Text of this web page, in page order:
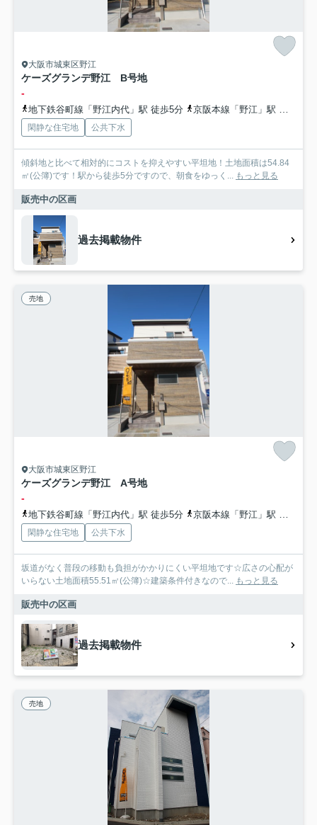
大阪市城東区野江
ケーズグランデ野江 B号地
-
地下鉄谷町線「野江内代」駅 徒歩5分 京阪本線「野江」駅 徒歩8分
閑静な住宅地 公共下水
傾斜地と比べて相対的にコストを抑えやすい平坦地！土地面積は54.84
㎡(公簿)です！駅から徒歩5分ですので、朝食をゆっく... もっと見る
販売中の区画
過去掲載物件
売地
大阪市城東区野江
ケーズグランデ野江 A号地
-
地下鉄谷町線「野江内代」駅 徒歩5分 京阪本線「野江」駅 徒歩8分
閑静な住宅地 公共下水
坂道がなく普段の移動も負担がかかりにくい平坦地です☆広さの心配が
いらない土地面積55.51㎡(公簿)☆建築条件付きなので... もっと見る
販売中の区画
過去掲載物件
売地